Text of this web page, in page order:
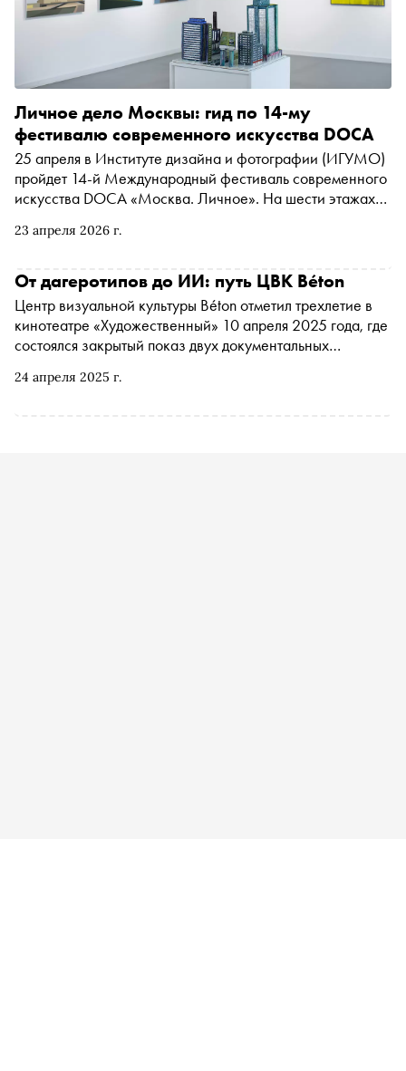
23 апреля 2026 г.
Личное дело Москвы: гид по 14-му
фестивалю современного искусства DOCA
25 апреля в Институте дизайна и фотографии (ИГУМО)
пройдет 14-й Международный фестиваль современного
искусства DOCA «Москва. Личное». На шести этажах
город. Наравне с именитыми авторами свои работы
вуза ИГУМО и колледжа дизайна и фотографии МКИК.
«Сноб» рассказывает, что будет в программе
24 апреля 2025 г.
От дагеротипов до ИИ: путь ЦВК Béton
Центр визуальной культуры Béton отметил трехлетие в
кинотеатре «Художественный» 10 апреля 2025 года, где
состоялся закрытый показ двух документальных
мастере политических фотомонтажей Александре